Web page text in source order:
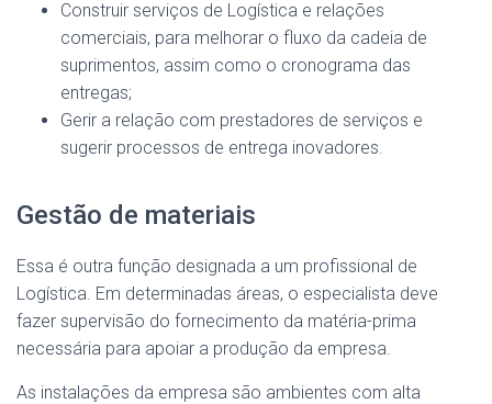
Construir serviços de Logística e relações
comerciais, para melhorar o fluxo da cadeia de
suprimentos, assim como o cronograma das
entregas;
Gerir a relação com prestadores de serviços e
sugerir processos de entrega inovadores.
Gestão de materiais
Essa é outra função designada a um profissional de
Logística. Em determinadas áreas, o especialista deve
fazer supervisão do fornecimento da matéria-prima
necessária para apoiar a produção da empresa.
As instalações da empresa são ambientes com alta